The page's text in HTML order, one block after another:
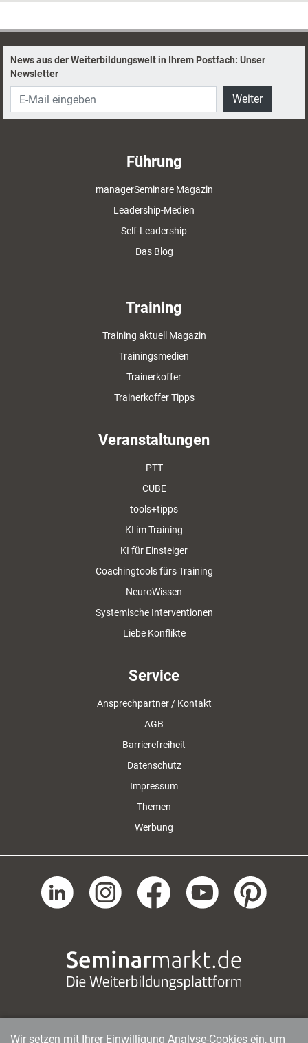
News aus der Weiterbildungswelt in Ihrem Postfach: Unser
Newsletter
Weiter
Führung
managerSeminare Magazin
Leadership-Medien
Self-Leadership
Das Blog
Training
Training aktuell Magazin
Trainingsmedien
Trainerkoffer
Trainerkoffer Tipps
Veranstaltungen
PTT
CUBE
tools+tipps
KI im Training
KI für Einsteiger
Coachingtools fürs Training
NeuroWissen
Systemische Interventionen
Liebe Konflikte
Service
Ansprechpartner / Kontakt
AGB
Barrierefreiheit
Datenschutz
Impressum
Themen
Werbung
managerSeminare Verlags GmbH | Endenicher Str. 41 |
Wir setzen mit Ihrer Einwilligung Analyse-Cookies ein, um